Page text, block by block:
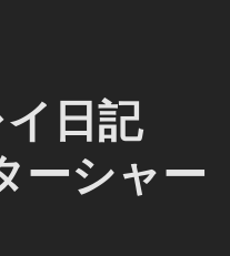
日記
ーシャー